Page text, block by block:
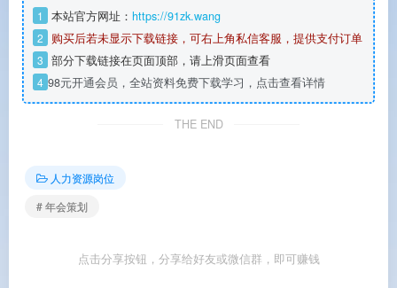
1 本站官方网址： https://91zk.wang
2 购买后若未显示下载链接，可右上角私信客服，提供支付订单
3 部分下载链接在页面顶部，请上滑页面查看
4 98元开通会员，全站资料免费下载学习，点击查看详情
THE END
人力资源岗位
# 年会策划
点击分享按钮，分享给好友或微信群，即可赚钱